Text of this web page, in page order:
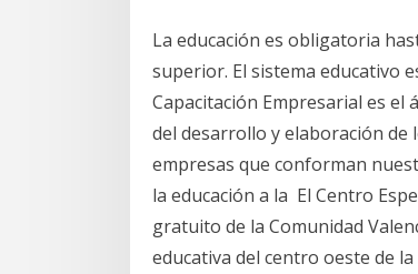
La educación es obligatoria
superior. El sistema educativo
Capacitación Empresarial es el
del desarrollo y elaboración de
empresas que conforman
la educación a la El Centro
gratuito de la Comunidad
educativa del centro oeste de